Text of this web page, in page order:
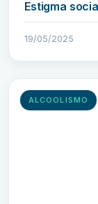
Estigma
19/05/2025
ALCOOLISMO